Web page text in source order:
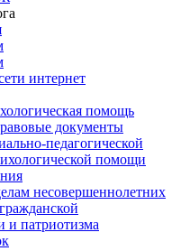
интернет
помощь
документы
педагогической
помощи
несовершеннолетних
и патриотизма